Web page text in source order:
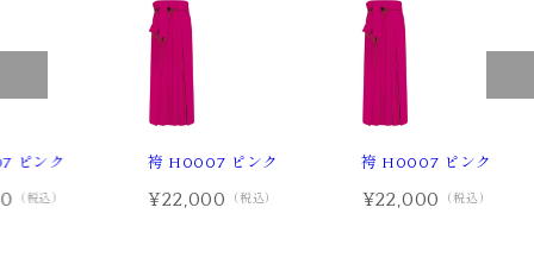
ピンク
（税込）
袴 H0007 ピンク
¥22,000 （税込）
袴 H0007 ピンク
¥22,000 （税込）